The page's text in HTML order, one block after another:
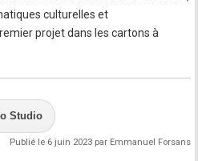
culturelles et
projet dans les cartons à
Studio
Publié le 6 juin 2023 par Emmanuel Forsans